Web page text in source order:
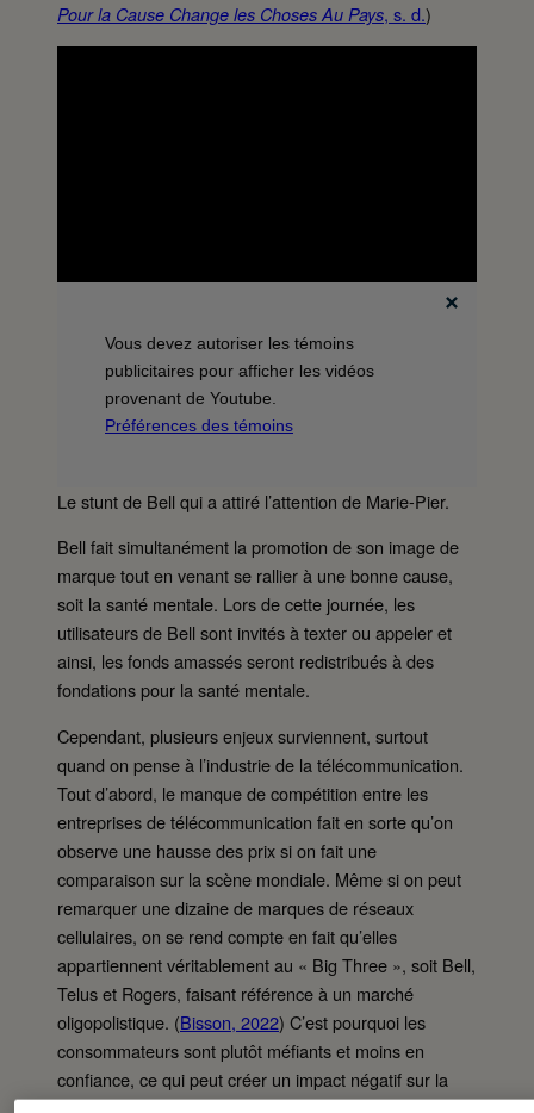
Pour la Cause Change les Choses Au Pays, s. d.)
Vous devez autoriser les témoins
publicitaires pour afficher les vidéos
provenant de Youtube.
Préférences des témoins
Le stunt de Bell qui a attiré l’attention de Marie-Pier.
Bell fait simultanément la promotion de son image de
marque tout en venant se rallier à une bonne cause,
soit la santé mentale. Lors de cette journée, les
utilisateurs de Bell sont invités à texter ou appeler et
ainsi, les fonds amassés seront redistribués à des
fondations pour la santé mentale.
Cependant, plusieurs enjeux surviennent, surtout
quand on pense à l’industrie de la télécommunication.
Tout d’abord, le manque de compétition entre les
entreprises de télécommunication fait en sorte qu’on
observe une hausse des prix si on fait une
comparaison sur la scène mondiale. Même si on peut
remarquer une dizaine de marques de réseaux
cellulaires, on se rend compte en fait qu’elles
appartiennent véritablement au « Big Three », soit Bell,
Telus et Rogers, faisant référence à un marché
oligopolistique. (Bisson, 2022) C’est pourquoi les
consommateurs sont plutôt méfiants et moins en
confiance, ce qui peut créer un impact négatif sur la
réputation de Bell et de son image de marque.